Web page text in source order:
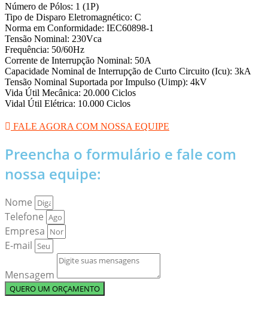
Número de Pólos: 1 (1P)
Tipo de Disparo Eletromagnético: C
Norma em Conformidade: IEC60898-1
Tensão Nominal: 230Vca
Frequência: 50/60Hz
Corrente de Interrupção Nominal: 50A
Capacidade Nominal de Interrupção de Curto Circuito (Icu): 3kA
Tensão Nominal Suportada por Impulso (Uimp): 4kV
Vida Útil Mecânica: 20.000 Ciclos
Vidal Útil Elétrica: 10.000 Ciclos
FALE AGORA COM NOSSA EQUIPE
Preencha o formulário e fale com
nossa equipe:
Nome
Telefone
Empresa
E-mail
Mensagem
QUERO UM ORÇAMENTO